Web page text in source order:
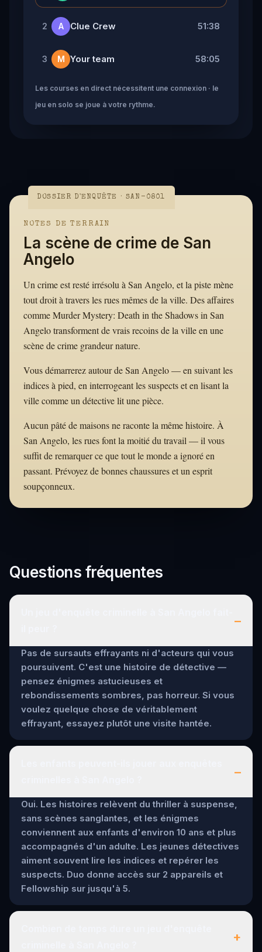
2 A Clue Crew 51:38
3 M Your team 58:05
Les courses en direct nécessitent une connexion · le
jeu en solo se joue à votre rythme.
DOSSIER D'ENQUÊTE · SAN-0801
NOTES DE TERRAIN
La scène de crime de San
Angelo
Un crime est resté irrésolu à San Angelo, et la piste mène
tout droit à travers les rues mêmes de la ville. Des affaires
comme Murder Mystery: Death in the Shadows in San
Angelo transforment de vrais recoins de la ville en une
scène de crime grandeur nature.
Vous démarrerez autour de San Angelo — en suivant les
indices à pied, en interrogeant les suspects et en lisant la
ville comme un détective lit une pièce.
Aucun pâté de maisons ne raconte la même histoire. À
San Angelo, les rues font la moitié du travail — il vous
suffit de remarquer ce que tout le monde a ignoré en
passant. Prévoyez de bonnes chaussures et un esprit
soupçonneux.
Questions fréquentes
–
Pas de sursauts effrayants ni d'acteurs qui vous
poursuivent. C'est une histoire de détective —
pensez énigmes astucieuses et
rebondissements sombres, pas horreur. Si vous
voulez quelque chose de véritablement
effrayant, essayez plutôt une visite hantée.
–
Oui. Les histoires relèvent du thriller à suspense,
sans scènes sanglantes, et les énigmes
conviennent aux enfants d'environ 10 ans et plus
accompagnés d'un adulte. Les jeunes détectives
aiment souvent lire les indices et repérer les
suspects. Duo donne accès sur 2 appareils et
Fellowship sur jusqu'à 5.
+